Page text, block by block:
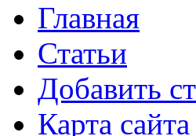
Главная
Статьи
Добавить
Карта сайта